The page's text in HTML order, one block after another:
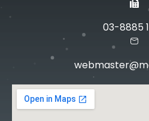
03-8885